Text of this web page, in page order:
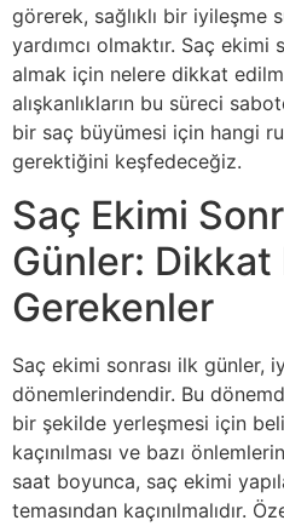
görerek, sağlıklı bir iyileşme
yardımcı olmaktır. Saç ekimi
almak için nelere dikkat
alışkanlıkların bu süreci
bir saç büyümesi için hangi
gerektiğini keşfedeceğiz.
Saç Ekimi
Günler: Dikkat
Gerekenler
Saç ekimi sonrası ilk günler,
dönemlerindendir. Bu
bir şekilde yerleşmesi için
kaçınılması ve bazı
saat boyunca, saç ekimi
temasından kaçınılmalıdır.